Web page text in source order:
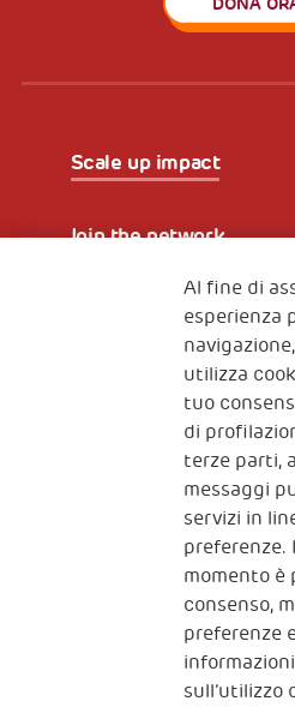
Scale up impact
Join the network
Iscriviti alla newsletter
The Human
2, Piazza Duca
Trieste
Al fine di
esperienza
utilizza
tuo
di
terze parti,
messaggi
servizi in
preferenze.
momento è
consenso,
preferenze
sull’utilizzo